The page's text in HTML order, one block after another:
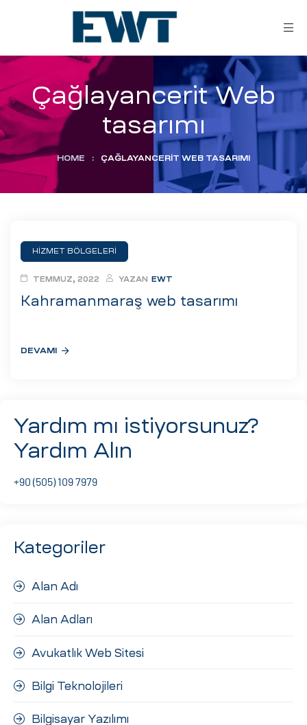
Çağlayancerit Web
tasarımı
HOME : ÇAĞLAYANCERIT WEB TASARIMI
HİZMET BÖLGELERİ
Kahramanmaraş web tasarımı
TEMMUZ, 2022 YAZAN EWT
DEVAMI
Yardım mı istiyorsunuz?
Yardım Alın
+90 (505) 109 7979
Kategoriler
Alan Adı
Alan Adları
Avukatlık Web Sitesi
Bilgi Teknolojileri
Bilgisayar Yazılımı